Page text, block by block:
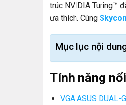
trúc NVIDIA Turing™
ưa thích. Cùng
Mục lục nội dung
Tính năng
VGA ASUS DUAL-